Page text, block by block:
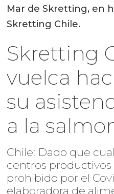
Mar de Skretting, en
Skretting Chile.
Skretting
vuelca
su
a la
Chile: Dado que
centros
prohibido por el
elaboradora de